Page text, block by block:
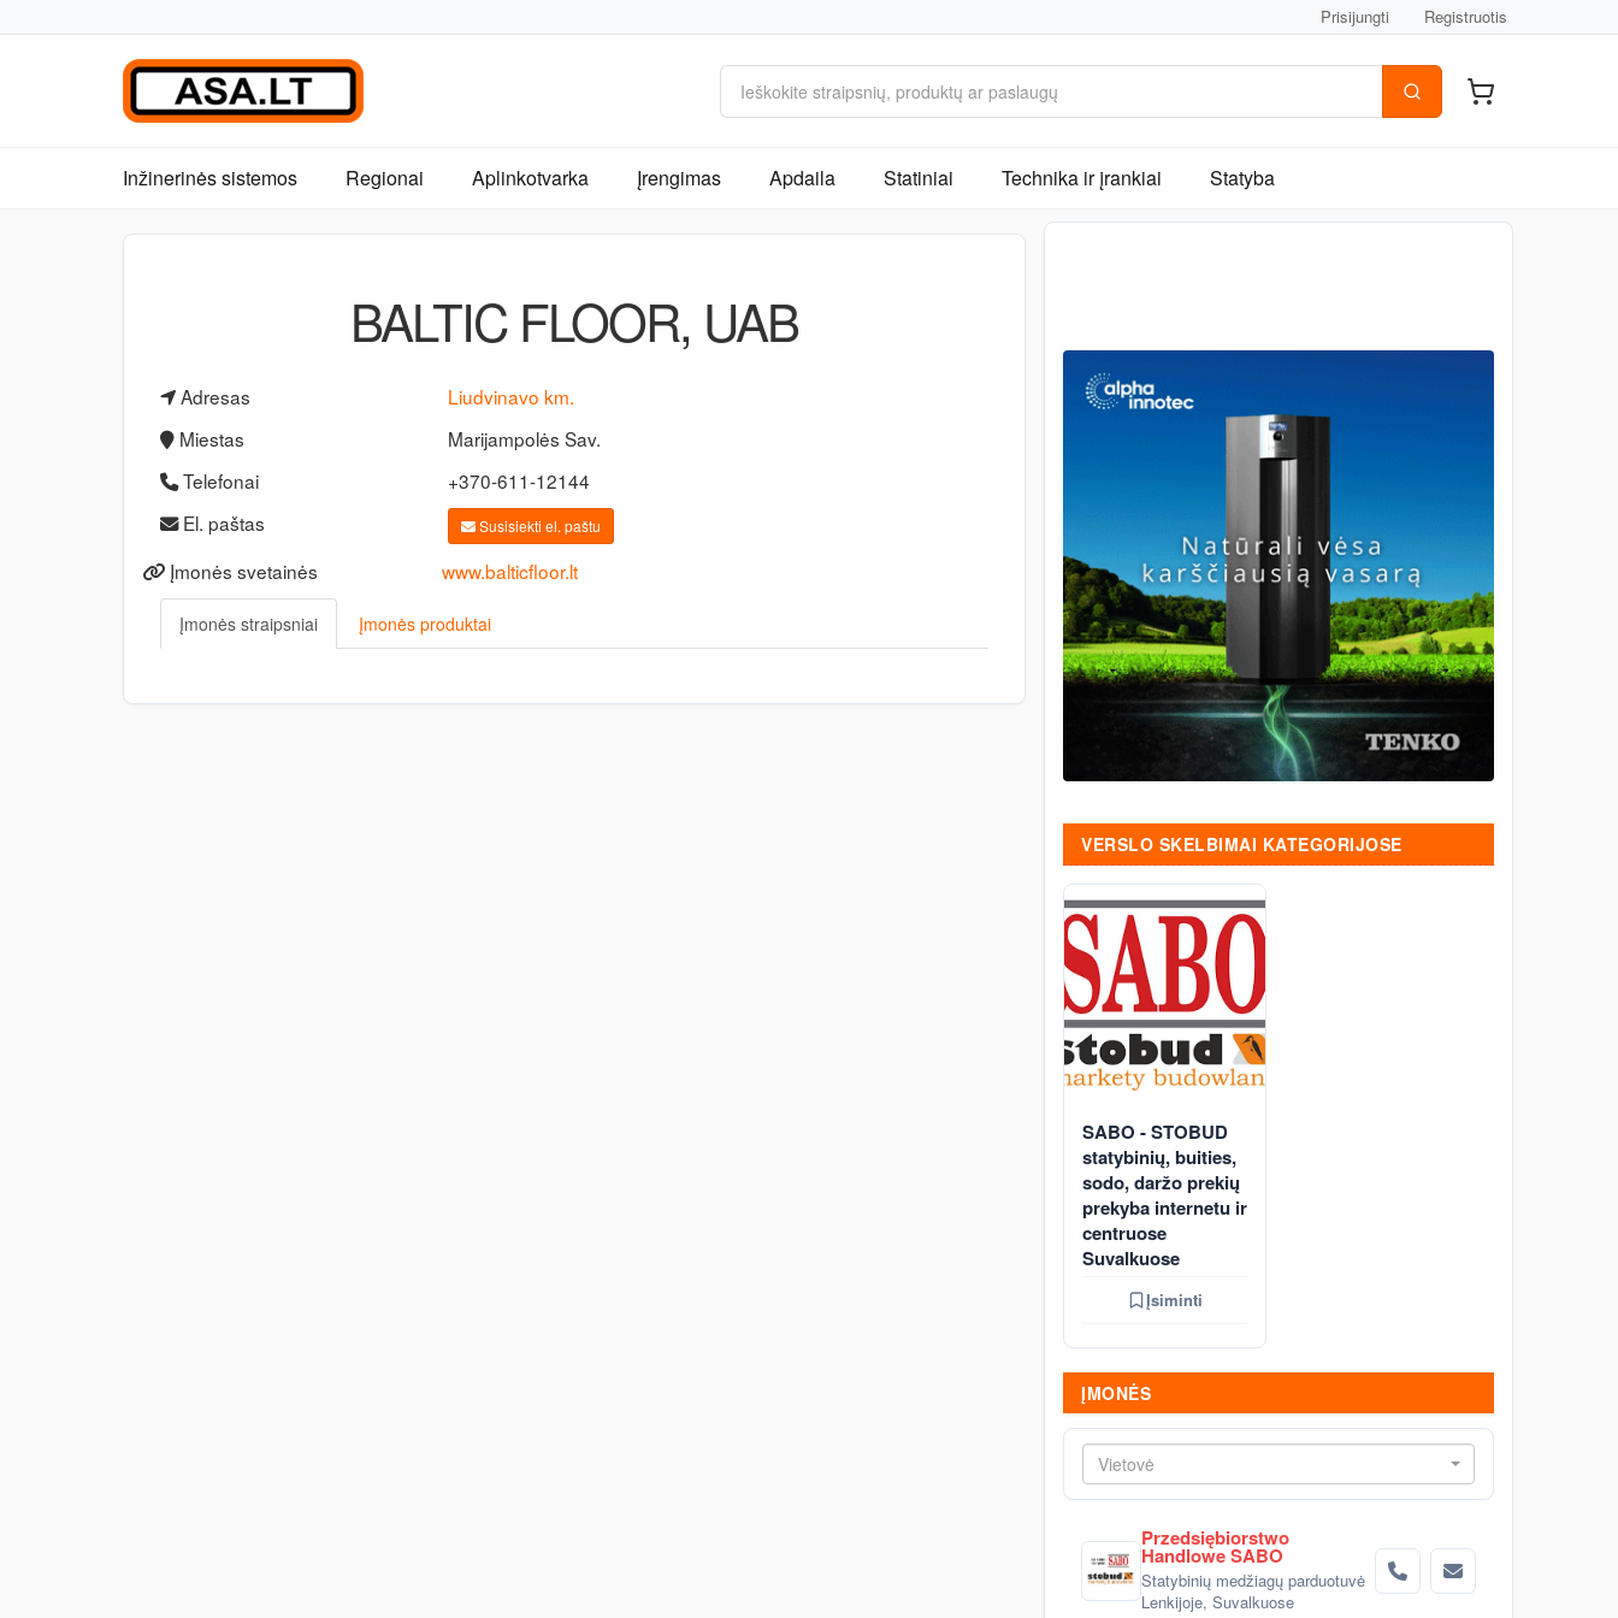
Prisijungti Registruotis
Inžinerinės sistemos Regionai Aplinkotvarka Įrengimas Apdaila Statiniai Technika ir įrankiai Statyba
BALTIC FLOOR, UAB
Adresas
Liudvinavo km.
Miestas
Marijampolės Sav.
Telefonai
+370-611-12144
El. paštas
Susisiekti el. paštu
Įmonės svetainės www.balticfloor.lt
Įmonės straipsniai Įmonės produktai
VERSLO SKELBIMAI KATEGORIJOSE
SABO - STOBUD
statybinių, buities,
sodo, daržo prekių
prekyba internetu ir
centruose
Suvalkuose
Įsiminti
ĮMONĖS
Vietovė
Przedsiębiorstwo
Handlowe SABO
Statybinių medžiagų parduotuvė
Lenkijoje, Suvalkuose